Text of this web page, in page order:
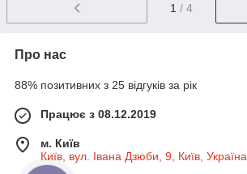
1 / 4
Про нас
88% позитивних з 25 відгуків за рік
Працює з 08.12.2019
м. Київ
Київ, вул. Івана Дзюби, 9, Київ, Україна